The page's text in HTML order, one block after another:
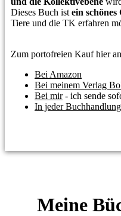
Dieses Buch ist ein
Tiere und die TK erfahren
Zum portofreien Kauf hier
Bei Amazon
Bei meinem Verlag
Bei mir- ich sende
In jeder Buchhandlung
Meine